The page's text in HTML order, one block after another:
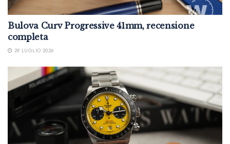
Bulova Curv Progressive 41mm, recensione
completa
29 LUGLIO 2026